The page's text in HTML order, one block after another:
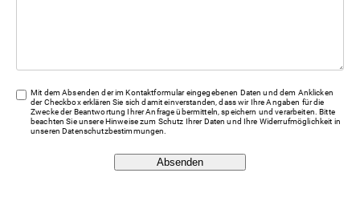
Mit dem Absenden der im Kontaktformular eingegebenen Daten und dem Anklicken
der Checkbox erklären Sie sich damit einverstanden, dass wir Ihre Angaben für die
Zwecke der Beantwortung Ihrer Anfrage übermitteln, speichern und verarbeiten. Bitte
beachten Sie unsere Hinweise zum Schutz Ihrer Daten und Ihre Widerrufmöglichkeit in
unserenDatenschutzbestimmungen
Absenden